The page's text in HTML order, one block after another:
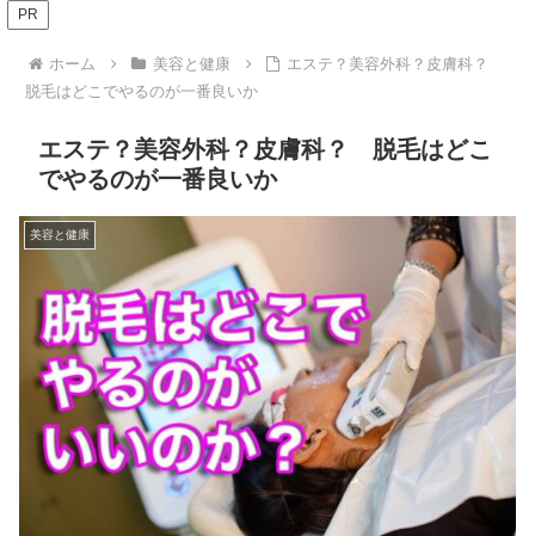
PR
ホーム 美容と健康
エステ？美容外科？皮膚科？
脱毛はどこでやるのが一番良いか
エステ？美容外科？皮膚科？ 脱毛はどこ
でやるのが一番良いか
美容と健康